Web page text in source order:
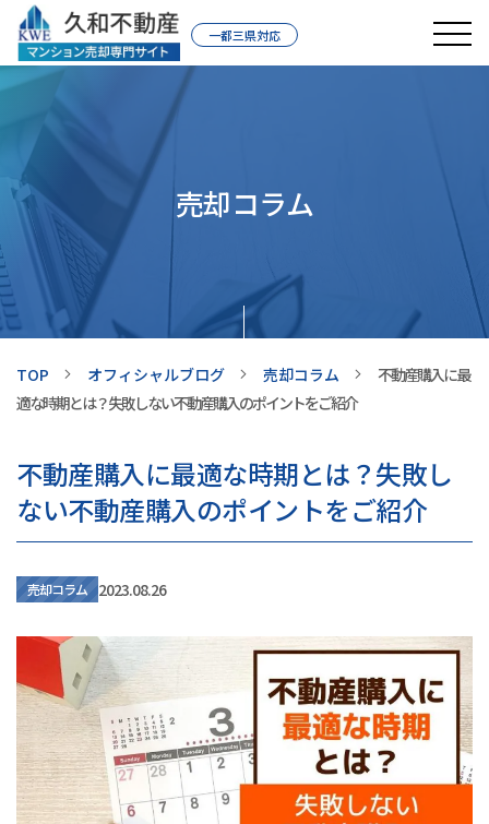
一都三県対応
売却コラム
TOP オフィシャルブログ 売却コラム
不動産購入に最
適な時期とは？失敗しない不動産購入のポイントをご紹介
不動産購入に最適な時期とは？失敗し
ない不動産購入のポイントをご紹介
売却コラム 2023.08.26